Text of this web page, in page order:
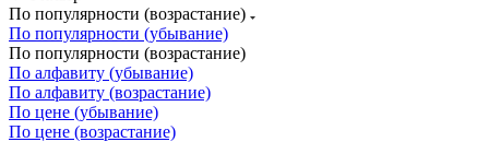
По популярности (возрастание)
По популярности (убывание)
По популярности (возрастание)
По алфавиту (убывание)
По алфавиту (возрастание)
По цене (убывание)
По цене (возрастание)